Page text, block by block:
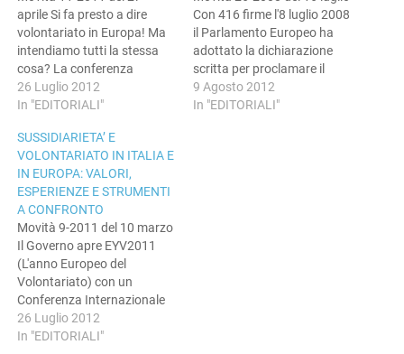
aprile Si fa presto a dire
volontariato in Europa! Ma
intendiamo tutti la stessa
cosa? La conferenza
Europea di Venezia, che ha
aperto l'anno Europeo del
permesso di incontrare e
conoscere esperienze di altri
paesi e di capire che se per
certe cose…
26 Luglio 2012
In "EDITORIALI"
Con 416 firme l'8 luglio 2008
il Parlamento Europeo ha
adottato la dichiarazione
scritta per proclamare il
2011 Anno Europeo del
Volontariato. Le firme, che
9 Agosto 2012
In "EDITORIALI"
SUSSIDIARIETA’ E
VOLONTARIATO IN ITALIA E
IN EUROPA: VALORI,
ESPERIENZE E STRUMENTI
A CONFRONTO
Movità 9-2011 del 10 marzo
Il Governo apre EYV2011
(L'anno Europeo del
Volontariato) con un
Conferenza Internazionale
a Venezia, nell'isola di San
Servolo, sul tema della
26 Luglio 2012
In "EDITORIALI"